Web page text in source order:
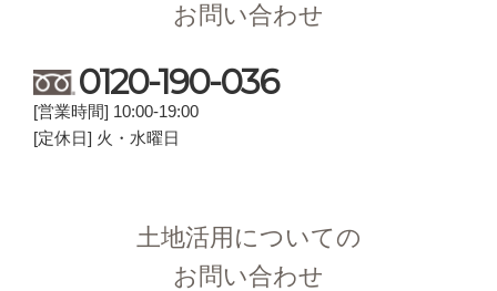
お問い合わせ
0120-190-036
[営業時間] 10:00-19:00
[定休日] 火・水曜日
土地活用についての
お問い合わせ